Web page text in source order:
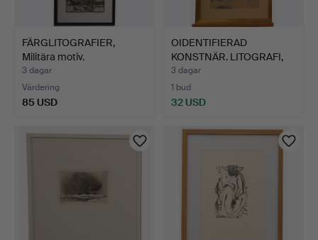
FÄRGLITOGRAFIER,
Militära motiv.
3 dagar
Värdering
85 USD
OIDENTIFIERAD
KONSTNÄR. LITOGRAFI,
kvinnop…
3 dagar
1 bud
32 USD